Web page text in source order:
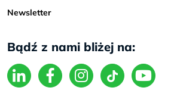
Newsletter
Bądź z nami bliżej na: